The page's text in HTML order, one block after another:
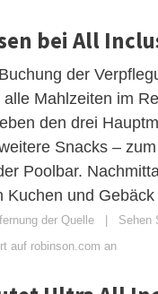
bei All
der
Mahlzeiten im
den drei
Snacks –
Poolbar.
Kuchen und
der Quelle | Sehen
auf robinson.com an